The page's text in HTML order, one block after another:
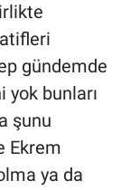
gündemde
yok bunları
şunu
Ekrem
ya da